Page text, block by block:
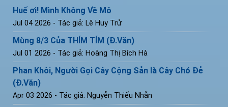
Huế ơi! Mình Không Về Mô
Jul 04 2026 - Tác giả: Lê Huy Trử
Mùng 8/3 Của THÍM TÍM (Đ.Văn)
Jul 01 2026 - Tác giả: Hoàng Thị Bích Hà
Phan Khôi, Người Gọi Cây Cộng Sản là Cây Chó Đẻ
(Đ.Văn)
Apr 03 2026 - Tác giả: Nguyễn Thiếu Nhẫn